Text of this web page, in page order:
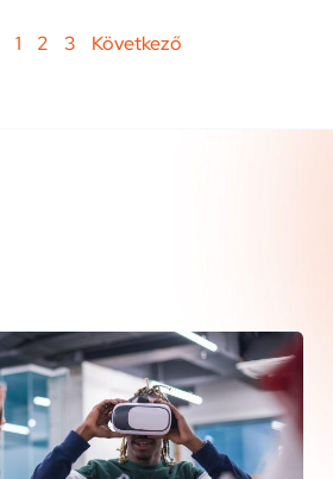
1 2 3 Következő